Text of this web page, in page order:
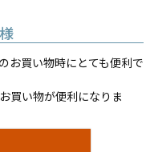
お買い物時にとても便利で
買い物が便利になりま